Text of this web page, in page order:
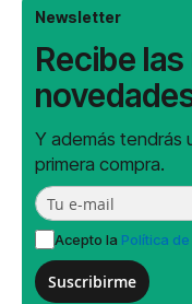
Newsletter
Recibe
Y además tendrás
primera compra.
Acepto la Política
Suscribirme